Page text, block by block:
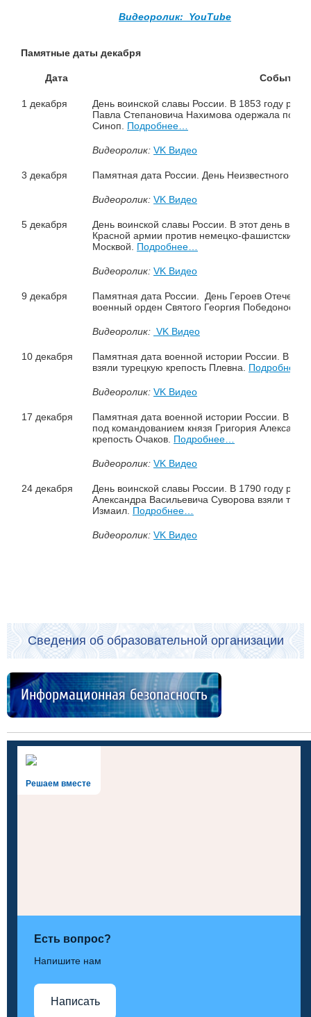
Видеоролик: YouTube
Памятные даты декабря
Дата Событие
1 декабря
День воинской славы России. В 1853 году
Павла Степановича Нахимова одержала
Синоп. Подробнее…
Видеоролик: VK Видео
3 декабря Памятная дата России. День Неизвестного
Видеоролик: VK Видео
5 декабря
День воинской славы России. В этот день в
Красной армии против немецко-фашистских
Москвой. Подробнее…
Видеоролик: VK Видео
9 декабря
Памятная дата России. День Героев
военный орден Святого Георгия Победоносца.
Видеоролик: VK Видео
10 декабря
Памятная дата военной истории России. В
взяли турецкую крепость Плевна. Подробнее…
Видеоролик: VK Видео
17 декабря
Памятная дата военной истории России. В
под командованием князя Григория
крепость Очаков. Подробнее…
Видеоролик: VK Видео
24 декабря
День воинской славы России. В 1790 году
Александра Васильевича Суворова взяли
Измаил. Подробнее…
Видеоролик: VK Видео
Сведения об образовательной организации
Информационная безопасность
Решаем вместе
Есть вопрос?
Напишите нам
Написать